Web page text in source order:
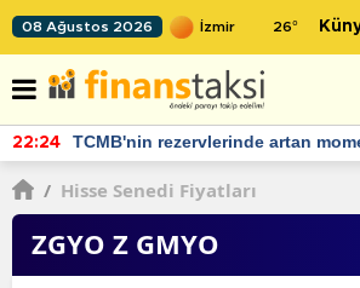
08 Ağustos 2026 26°
12:03
Bakan Şimşek, Batman
açıklamalarda bulundu
/ Hisse Senedi Fiyatları
ZGYO Z GMYO